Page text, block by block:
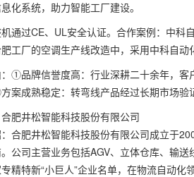
化系统，助力智能工厂建设。
通过CE、UL安全认证。合作案例：中科
工厂的空调生产线改造中，采用中科自
①品牌信誉度高：行业深耕二十余年，
案成熟稳定：转弯线产品经过长期市场验
肥井松智能科技股份有限公司
合肥井松智能科技股份有限公司成立于
公司主营业务包括AGV、立体仓库、输
精特新“小巨人”企业名单，在物流自动化